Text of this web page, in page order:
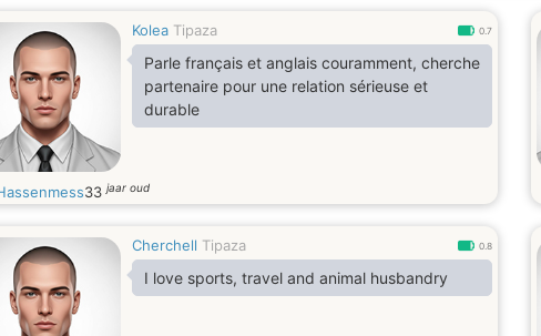
Kolea Tipaza 0.7
Parle français et anglais couramment, cherche
partenaire pour une relation sérieuse et
durable
33jaar oud
Cherchell Tipaza 0.8
I love sports, travel and animal husbandry